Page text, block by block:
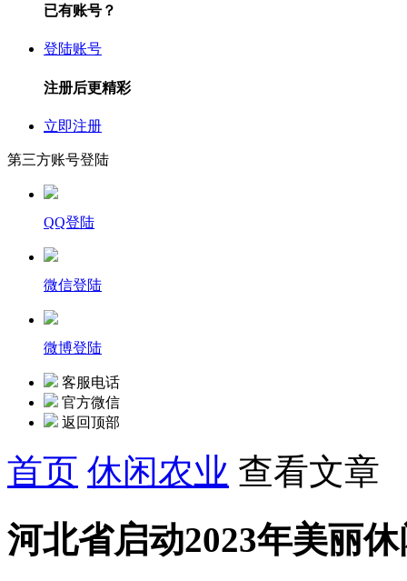
已有账号？
登陆账号
注册后更精彩
立即注册
第三方账号登陆
QQ登陆
微信登陆
微博登陆
客服电话
官方微信
返回顶部
首页 休闲农业 查看文章
河北省启动2023年美丽